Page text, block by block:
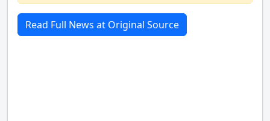
Read Full News at Original Source